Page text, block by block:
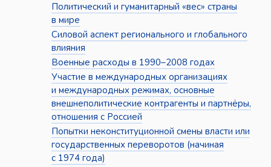
Политический и гуманитарный «вес» страны
в мире
Силовой аспект регионального и глобального
влияния
Военные расходы в 1990–2008 годах
Участие в международных организациях
и международных режимах, основные
внешнеполитические контрагенты и партнёры,
отношения с Россией
Попытки неконституционной смены власти или
государственных переворотов (начиная
с 1974 года)